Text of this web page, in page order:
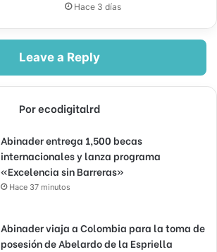
Hace 3 días
Leave a Reply
Por ecodigitalrd
Abinader entrega 1,500 becas
internacionales y lanza programa
«Excelencia sin Barreras»
Hace 37 minutos
Abinader viaja a Colombia para la toma de
posesión de Abelardo de la Espriella